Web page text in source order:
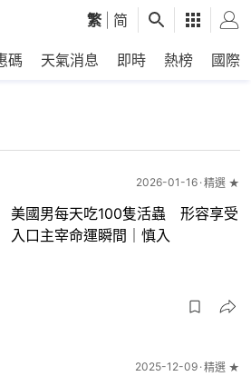
繁 简
碼 天氣消息 即時 熱榜 國際
2026-01-16 精選 ★
美國男每天吃100隻活蟲 形容享受
入口主宰命運瞬間｜慎入
2025-12-09 精選 ★